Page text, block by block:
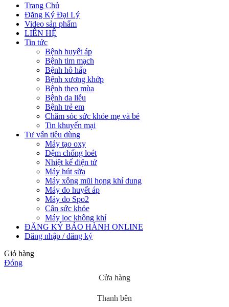
Trang Chủ
Đăng Ký Đại Lý
Video sản phẩm
LIÊN HỆ
Tin tức
Bệnh huyết áp
Bệnh tim mạch
Bệnh hô hấp
Bệnh xương khớp
Bệnh theo mùa
Bệnh da liễu
Bệnh trẻ em
Chăm sóc sức khỏe mẹ và bé
Tin khuyến mại
Tư vấn tiêu dùng
Máy tạo oxy
Đệm chống loét
Nhiệt kế điện tử
Máy hút sữa
Máy xông mũi họng khí dung
Máy đo huyết áp
Máy đo Spo2
Cân sức khỏe
Máy lọc không khí
ĐĂNG KÝ BẢO HÀNH ONLINE
Đăng nhập / đăng ký
Giỏ hàng
Đóng
Cửa hàng
Thanh bên